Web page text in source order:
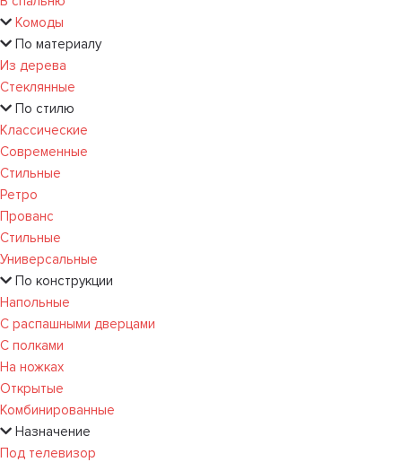
Комоды
По материалу
Из дерева
Стеклянные
По стилю
Классические
Современные
Стильные
Ретро
Прованс
Стильные
Универсальные
По конструкции
Напольные
С распашными дверцами
С полками
На ножках
Открытые
Комбинированные
Назначение
Под телевизор